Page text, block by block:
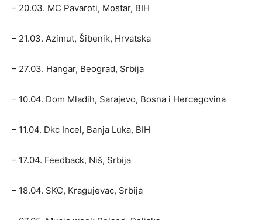
– 20.03. MC Pavaroti, Mostar, BIH
– 21.03. Azimut, Šibenik, Hrvatska
– 27.03. Hangar, Beograd, Srbija
– 10.04. Dom Mladih, Sarajevo, Bosna i Hercegovina
– 11.04. Dkc Incel, Banja Luka, BIH
– 17.04. Feedback, Niš, Srbija
– 18.04. SKC, Kragujevac, Srbija